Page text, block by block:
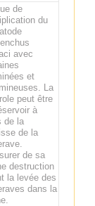
de
du
avec
et
La
peut être
à
de la
de la
de sa
destruction
la levée des
dans la